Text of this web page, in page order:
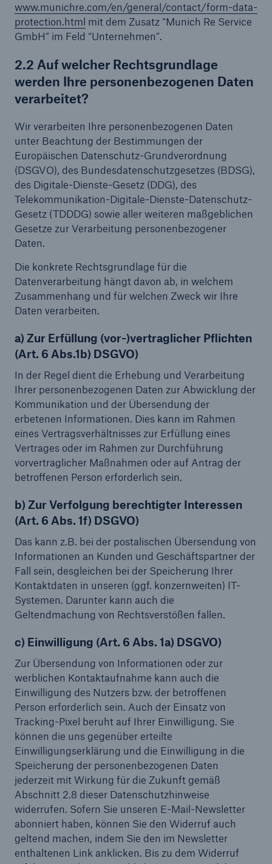
www.munichre.com/en/general/contact/form-data-
protection.html mit dem Zusatz “Munich Re Service
GmbH” im Feld “Unternehmen”.
2.2 Auf welcher Rechtsgrundlage
werden Ihre personenbezogenen Daten
verarbeitet?
Wir verarbeiten Ihre personenbezogenen Daten
unter Beachtung der Bestimmungen der
Europäischen Datenschutz-Grundverordnung
(DSGVO), des Bundesdatenschutzgesetzes (BDSG),
des Digitale-Dienste-Gesetz (DDG), des
Telekommunikation-Digitale-Dienste-Datenschutz-
Gesetz (TDDDG) sowie aller weiteren maßgeblichen
Gesetze zur Verarbeitung personenbezogener
Daten.
Die konkrete Rechtsgrundlage für die
Datenverarbeitung hängt davon ab, in welchem
Zusammenhang und für welchen Zweck wir Ihre
Daten verarbeiten.
a) Zur Erfüllung (vor-)vertraglicher Pflichten
(Art. 6 Abs.1b) DSGVO)
In der Regel dient die Erhebung und Verarbeitung
Ihrer personenbezogenen Daten zur Abwicklung der
Kommunikation und der Übersendung der
erbetenen Informationen. Dies kann im Rahmen
eines Vertragsverhältnisses zur Erfüllung eines
Vertrages oder im Rahmen zur Durchführung
vorvertraglicher Maßnahmen oder auf Antrag der
betroffenen Person erforderlich sein.
b) Zur Verfolgung berechtigter Interessen
(Art. 6 Abs. 1f) DSGVO)
Das kann z.B. bei der postalischen Übersendung von
Informationen an Kunden und Geschäftspartner der
Fall sein, desgleichen bei der Speicherung Ihrer
Kontaktdaten in unseren (ggf. konzernweiten) IT-
Systemen. Darunter kann auch die
Geltendmachung von Rechtsverstößen fallen.
c) Einwilligung (Art. 6 Abs. 1a) DSGVO)
Zur Übersendung von Informationen oder zur
werblichen Kontaktaufnahme kann auch die
Einwilligung des Nutzers bzw. der betroffenen
Person erforderlich sein. Auch der Einsatz von
Tracking-Pixel beruht auf Ihrer Einwilligung. Sie
können die uns gegenüber erteilte
Einwilligungserklärung und die Einwilligung in die
Speicherung der personenbezogenen Daten
jederzeit mit Wirkung für die Zukunft gemäß
Abschnitt 2.8 dieser Datenschutzhinweise
widerrufen. Sofern Sie unseren E-Mail-Newsletter
abonniert haben, können Sie den Widerruf auch
geltend machen, indem Sie den im Newsletter
enthaltenen Link anklicken. Bis zu dem Widerruf